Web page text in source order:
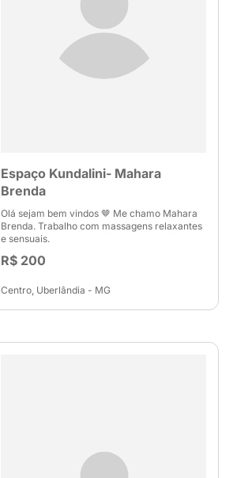
Espaço Kundalini- Mahara
Brenda
Olá sejam bem vindos 🤎 Me chamo Mahara
Brenda. Trabalho com massagens relaxantes
e sensuais.
R$ 200
Centro, Uberlândia - MG